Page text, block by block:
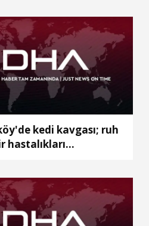
kedi kavgası; ruh
hastalıkları